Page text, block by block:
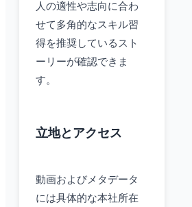
人の適性や志向に合わ
せて多角的なスキル習
得を推奨しているスト
ーリーが確認できま
す。
立地とアクセス
動画およびメタデータ
には具体的な本社所在